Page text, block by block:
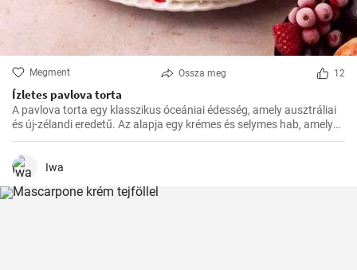
Megment Ossza meg 12
Ízletes pavlova torta
A pavlova torta egy klasszikus óceániai édesség, amely ausztráliai
és új-zélandi eredetű. Az alapja egy krémes és selymes hab, amelyet
a tetején friss gyümölcsökkel, például egyszerűen málnával vagy
eperrel, díszítenek
Iwa